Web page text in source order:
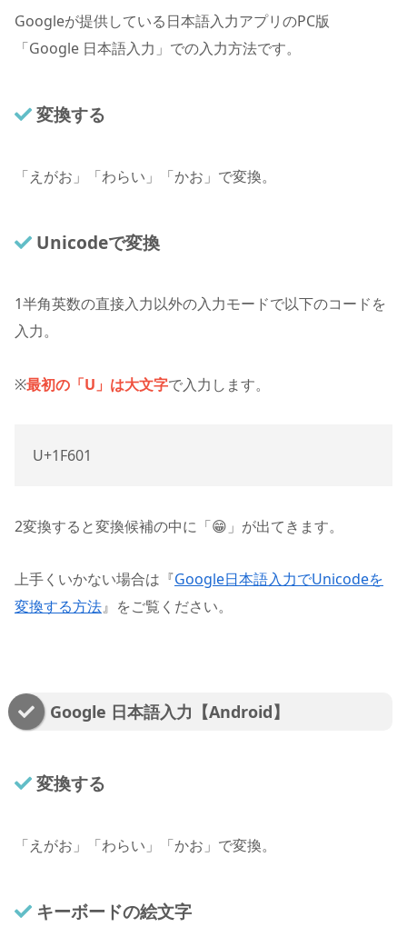
Googleが提供している日本語入力アプリのPC版
「Google 日本語入力」での入力方法です。
変換する
「えがお」「わらい」「かお」で変換。
Unicodeで変換
1半角英数の直接入力以外の入力モードで以下のコードを
入力。
※最初の「U」は大文字で入力します。
U+1F601
2変換すると変換候補の中に「😁」が出てきます。
上手くいかない場合は『Google日本語入力でUnicodeを
変換する方法』をご覧ください。
Google 日本語入力【Android】
変換する
「えがお」「わらい」「かお」で変換。
キーボードの絵文字